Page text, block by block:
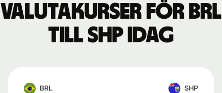
Valutakurser för BRL
till SHP idag
BRL SHP